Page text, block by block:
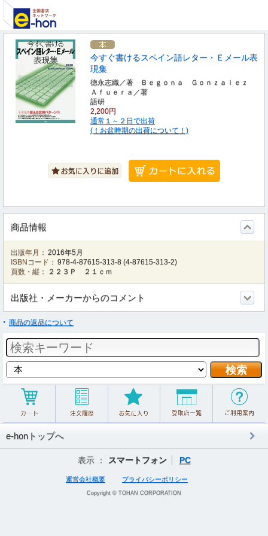
今すぐ書けるスペイン語レター・Ｅメール表
現集
徳永志織／著 Ｂｅｇｏｎａ Ｇｏｎｚａｌｅｚ
Ａｆｕｅｒａ／著
語研
2,200円
通常１～２日で出荷
(！お盆時期の出荷について！)
商品情報
出版年月： 2016年5月
ISBNコード： 978-4-87615-313-8 (4-87615-313-2)
頁数・縦：
２２３Ｐ ２１ｃｍ
出版社・メーカーからのコメント
商品の返品について
e-honトップへ
表示 ： スマートフォン PC
運営会社概要 プライバシーポリシー
Copyright © TOHAN CORPORATION